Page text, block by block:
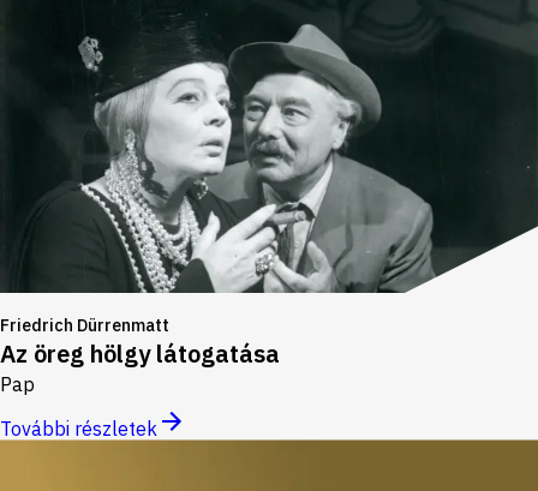
Friedrich Dürrenmatt
Az öreg hölgy látogatása
Pap
További részletek